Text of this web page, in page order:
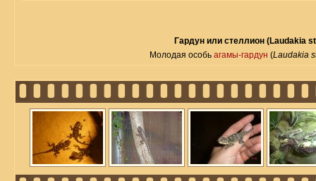
Гардун или стеллион (Laudakia
Молодая особь агамы-гардун (Laudakia